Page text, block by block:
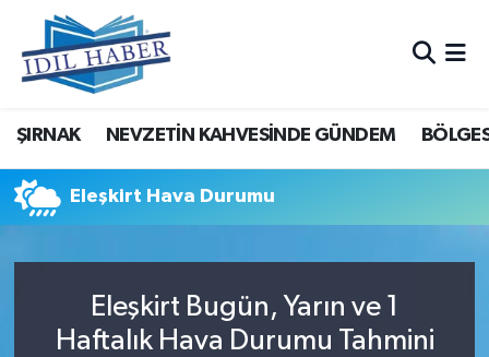
ŞIRNAK NEVZETİN KAHVESİNDE GÜNDEM
Eleşkirt Hava Durumu
Eleşkirt Bugün, Yarın ve 1
Haftalık Hava Durumu Tahmini
Nöbetçi Eczaneler
Hava Durumu
Trafik Durumu
Tüm Manşetler